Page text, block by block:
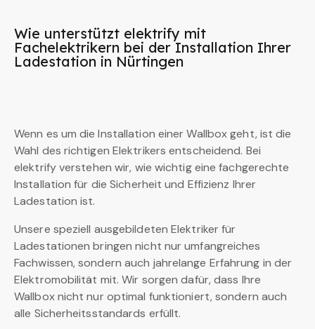
Wie unterstützt elektrify mit
Fachelektrikern bei der Installation Ihrer
Ladestation in Nürtingen
Wenn es um die Installation einer Wallbox geht, ist die
Wahl des richtigen Elektrikers entscheidend. Bei
elektrify verstehen wir, wie wichtig eine fachgerechte
Installation für die Sicherheit und Effizienz Ihrer
Ladestation ist.
Unsere speziell ausgebildeten Elektriker für
Ladestationen bringen nicht nur umfangreiches
Fachwissen, sondern auch jahrelange Erfahrung in der
Elektromobilität mit. Wir sorgen dafür, dass Ihre
Wallbox nicht nur optimal funktioniert, sondern auch
alle Sicherheitsstandards erfüllt.